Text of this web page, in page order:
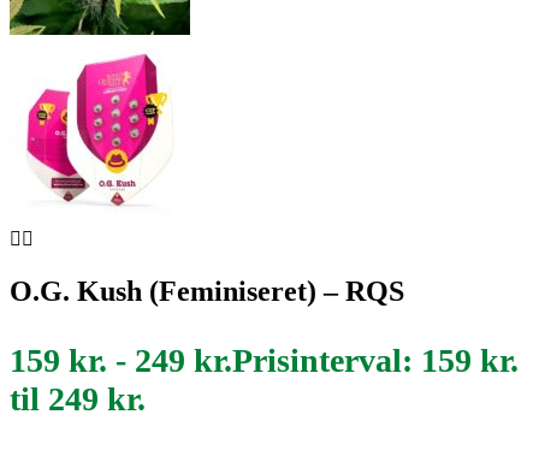
O.G. Kush (Feminiseret) – RQS
159 kr. - 249 kr.Prisinterval: 159 kr.
til 249 kr.